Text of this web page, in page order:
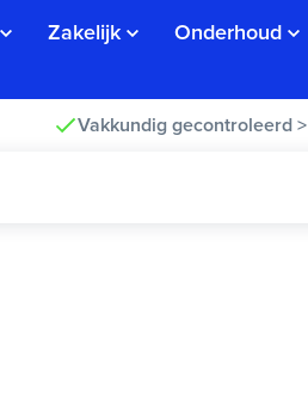
Zakelijk Onderhoud
Vakkundig gecontroleerd >